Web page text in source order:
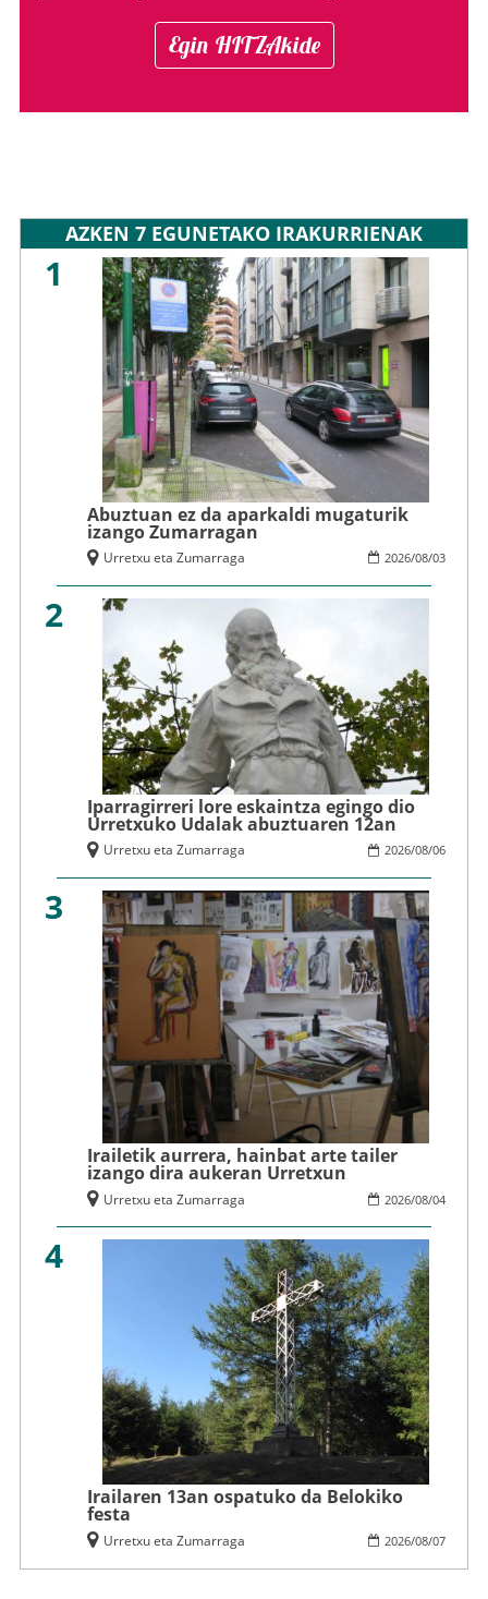
Egin HITZAkide
AZKEN 7 EGUNETAKO IRAKURRIENAK
1
Abuztuan ez da aparkaldi mugaturik
izango Zumarragan
2026/08/03
Urretxu eta Zumarraga
2
Iparragirreri lore eskaintza egingo dio
Urretxuko Udalak abuztuaren 12an
2026/08/06
Urretxu eta Zumarraga
3
Irailetik aurrera, hainbat arte tailer
izango dira aukeran Urretxun
2026/08/04
Urretxu eta Zumarraga
4
Irailaren 13an ospatuko da Belokiko
festa
2026/08/07
Urretxu eta Zumarraga